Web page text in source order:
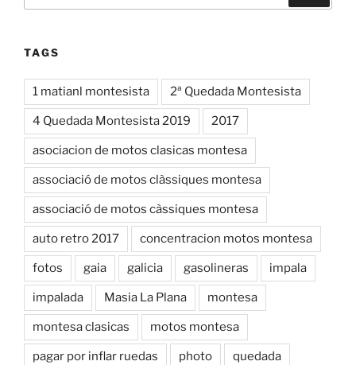
TAGS
1 matianl montesista 2ª Quedada Montesista
4 Quedada Montesista 2019 2017
asociacion de motos clasicas montesa
associació de motos clàssiques montesa
associació de motos càssiques montesa
auto retro 2017 concentracion motos montesa
fotos gaia galicia gasolineras impala
impalada Masia La Plana montesa
montesa clasicas motos montesa
pagar por inflar ruedas photo quedada